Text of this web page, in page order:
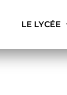
LE LYCÉE